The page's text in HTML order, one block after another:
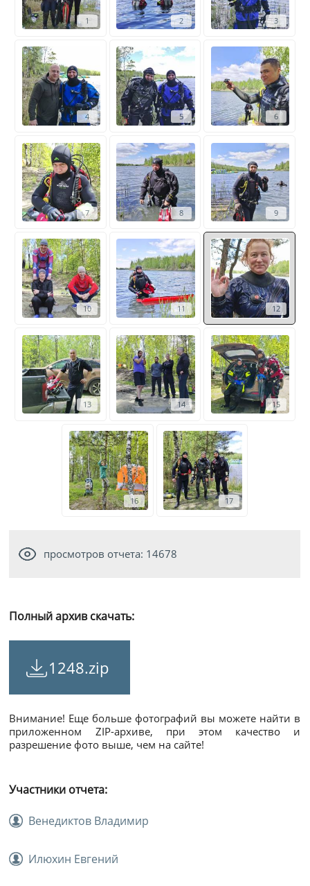
1 2 3
4 5 6
7 8 9
10 11 12
13 14 15
16 17
просмотров отчета: 14678
Полный архив скачать:
1248.zip
Внимание! Еще больше фотографий вы можете найти в
приложенном ZIP-архиве, при этом качество и
разрешение фото выше, чем на сайте!
Участники отчета:
Венедиктов Владимир
Илюхин Евгений